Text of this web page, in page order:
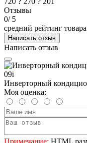
Отзывы
0/ 5
средний рейтинг товара
Написать отзыв
Написать отзыв
Инверторный
Моя оценка:
Примечание: HTML